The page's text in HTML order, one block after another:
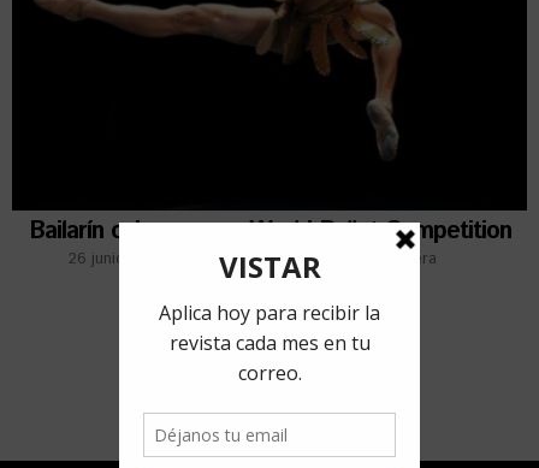
Bailarín cubano gana World Ballet Competition
26 junio, 2017 Jose Ernesto González Mosquera